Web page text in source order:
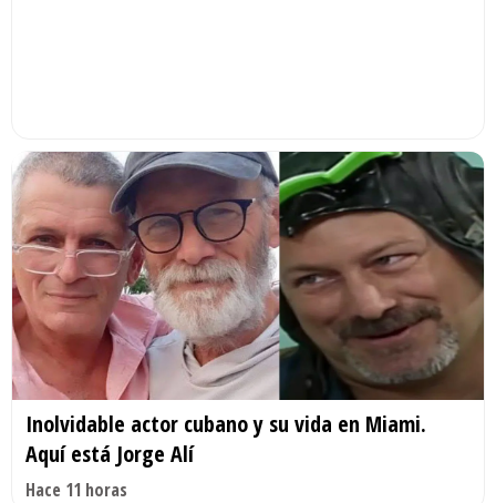
Inolvidable actor cubano y su vida en Miami.
Aquí está Jorge Alí
Hace 11 horas